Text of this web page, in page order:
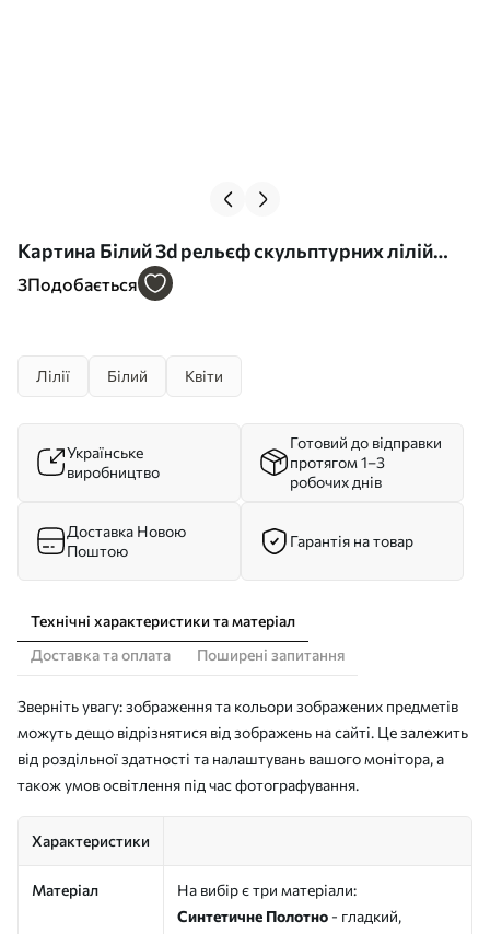
Картина Білий 3d рельєф скульптурних лілій
Арт. s39654
3Подобається
Лілії Білий Квіти
Українське
виробництво
Готовий до відправки
протягом 1–3
робочих днів
Доставка Новою
Поштою
Гарантія на товар
Технічні характеристики та матеріал
Доставка та оплата
Поширені запитання
Зверніть увагу: зображення та кольори зображених предметів
можуть дещо відрізнятися від зображень на сайті. Це залежить
від роздільної здатності та налаштувань вашого монітора, а
також умов освітлення під час фотографування.
Характеристики
Матеріал
На вибір є три матеріали:
Синтетичне Полотно - гладкий,